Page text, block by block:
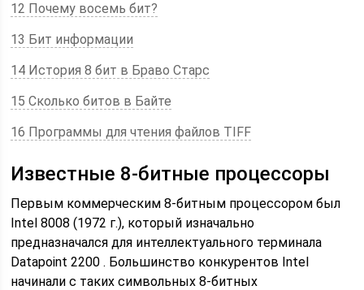
12 Почему восемь бит?
13 Бит информации
14 История 8 бит в Браво Старс
15 Сколько битов в Байте
16 Программы для чтения файлов TIFF
Известные 8-битные процессоры
Первым коммерческим 8-битным процессором был
Intel 8008 (1972 г.), который изначально
предназначался для интеллектуального терминала
Datapoint 2200 . Большинство конкурентов Intel
начинали с таких символьных 8-битных